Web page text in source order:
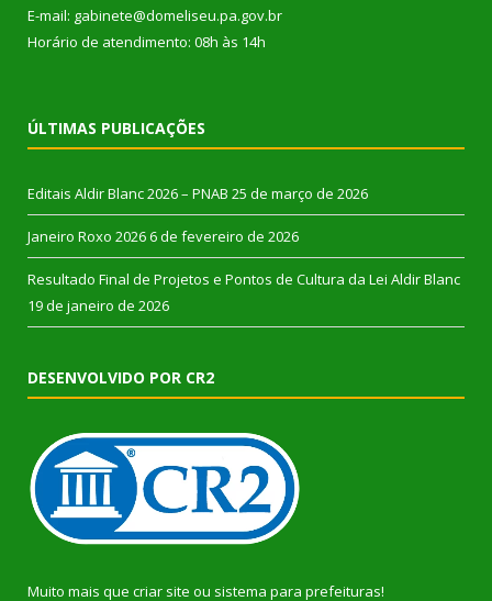
E-mail: gabinete@domeliseu.pa.gov.br
Horário de atendimento: 08h às 14h
ÚLTIMAS PUBLICAÇÕES
Editais Aldir Blanc 2026 – PNAB 25 de março de 2026
Janeiro Roxo 2026 6 de fevereiro de 2026
Resultado Final de Projetos e Pontos de Cultura da Lei Aldir Blanc
19 de janeiro de 2026
DESENVOLVIDO POR CR2
Muito mais que criar site ou sistema para prefeituras!